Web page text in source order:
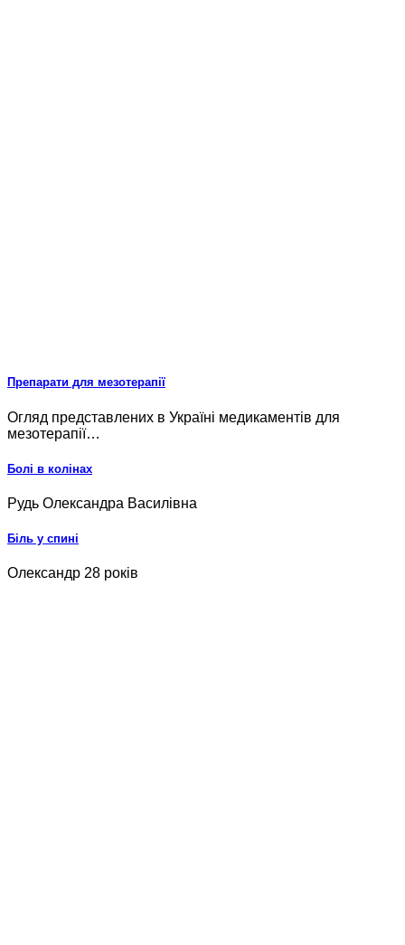
Препарати для мезотерапії
Огляд представлених в Україні медикаментів для
мезотерапії…
Болі в колінах
Рудь Олександра Василівна
Біль у спині
Олександр 28 років